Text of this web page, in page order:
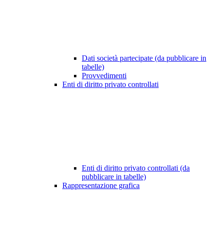
Dati società partecipate (da pubblicare in
tabelle)
Provvedimenti
Enti di diritto privato controllati
Enti di diritto privato controllati (da
pubblicare in tabelle)
Rappresentazione grafica